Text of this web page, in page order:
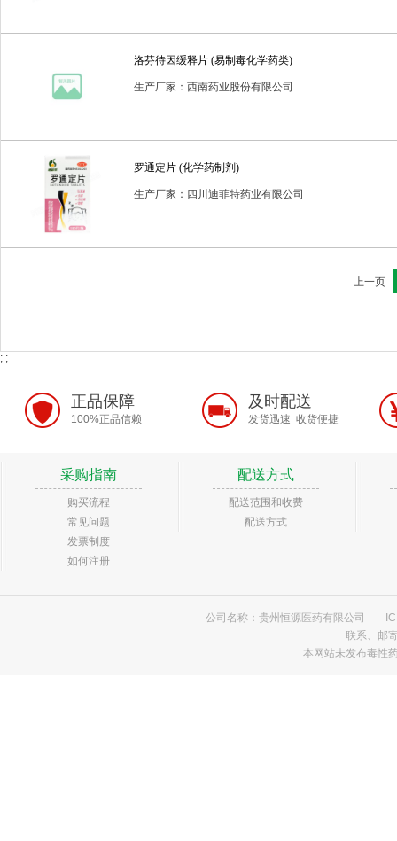
洛芬待因缓释片 (易制毒化学药类)
生产厂家：西南药业股份有限公司
罗通定片 (化学药制剂)
生产厂家：四川迪菲特药业有限公司
上一页
; ;
正品保障
100%正品信赖
及时配送
发货迅速 收货便捷
采购指南
购买流程
常见问题
发票制度
如何注册
配送方式
配送范围和收费
配送方式
公司名称：贵州恒源医药有限公司
联系、邮
本网站未发布毒性